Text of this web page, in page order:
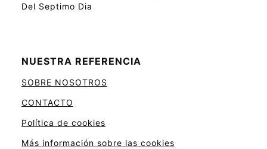
Del Septimo Dia
NUESTRA REFERENCIA
SOBRE NOSOTROS
CONTACTO
Política de cookies
Más información sobre las cookies